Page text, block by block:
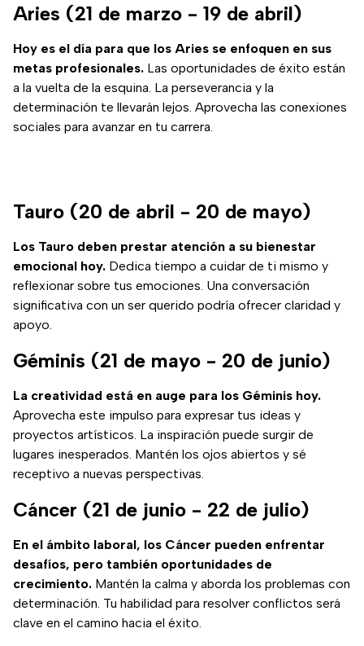
Aries (21 de marzo - 19 de abril)
Hoy es el día para que los Aries se enfoquen en sus
metas profesionales. Las oportunidades de éxito están
a la vuelta de la esquina. La perseverancia y la
determinación te llevarán lejos. Aprovecha las conexiones
sociales para avanzar en tu carrera.
Tauro (20 de abril - 20 de mayo)
Los Tauro deben prestar atención a su bienestar
emocional hoy. Dedica tiempo a cuidar de ti mismo y
reflexionar sobre tus emociones. Una conversación
significativa con un ser querido podría ofrecer claridad y
apoyo.
Géminis (21 de mayo - 20 de junio)
La creatividad está en auge para los Géminis hoy.
Aprovecha este impulso para expresar tus ideas y
proyectos artísticos. La inspiración puede surgir de
lugares inesperados. Mantén los ojos abiertos y sé
receptivo a nuevas perspectivas.
Cáncer (21 de junio - 22 de julio)
En el ámbito laboral, los Cáncer pueden enfrentar
desafíos, pero también oportunidades de
crecimiento. Mantén la calma y aborda los problemas con
determinación. Tu habilidad para resolver conflictos será
clave en el camino hacia el éxito.